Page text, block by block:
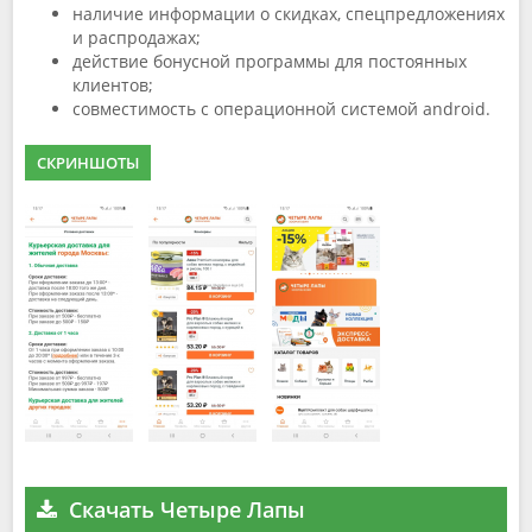
наличие информации о скидках, спецпредложениях
и распродажах;
действие бонусной программы для постоянных
клиентов;
совместимость с операционной системой android.
СКРИНШОТЫ
Скачать Четыре Лапы